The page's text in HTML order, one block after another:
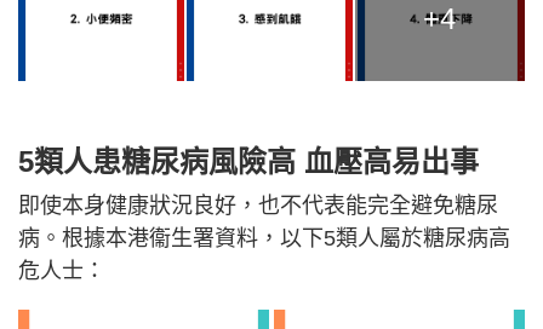
+4
5類人患糖尿病風險高 血壓高易出事
即使本身健康狀況良好，也不代表能完全避免糖尿
病。根據本港衞生署資料，以下5類人屬於糖尿病高
危人士：